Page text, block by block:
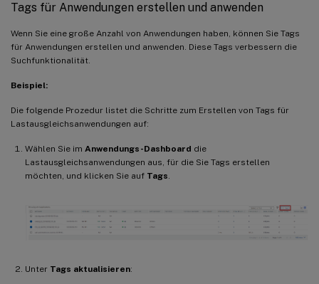
Tags für Anwendungen erstellen und anwenden
Wenn Sie eine große Anzahl von Anwendungen haben, können Sie Tags
für Anwendungen erstellen und anwenden. Diese Tags verbessern die
Suchfunktionalität.
Beispiel:
Die folgende Prozedur listet die Schritte zum Erstellen von Tags für
Lastausgleichsanwendungen auf:
Wählen Sie im Anwendungs-Dashboard die
Lastausgleichsanwendungen aus, für die Sie Tags erstellen
möchten, und klicken Sie auf Tags.
Unter Tags aktualisieren: